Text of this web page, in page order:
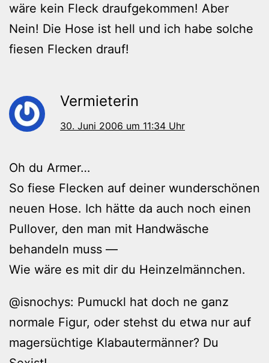
wäre kein Fleck draufgekommen! Aber
Nein! Die Hose ist hell und ich habe solche
fiesen Flecken drauf!
Vermieterin
30. Juni 2006 um 11:34 Uhr
Oh du Armer…
So fiese Flecken auf deiner wunderschönen
neuen Hose. Ich hätte da auch noch einen
Pullover, den man mit Handwäsche
behandeln muss —
Wie wäre es mit dir du Heinzelmännchen.
@isnochys: Pumuckl hat doch ne ganz
normale Figur, oder stehst du etwa nur auf
magersüchtige Klabautermänner? Du